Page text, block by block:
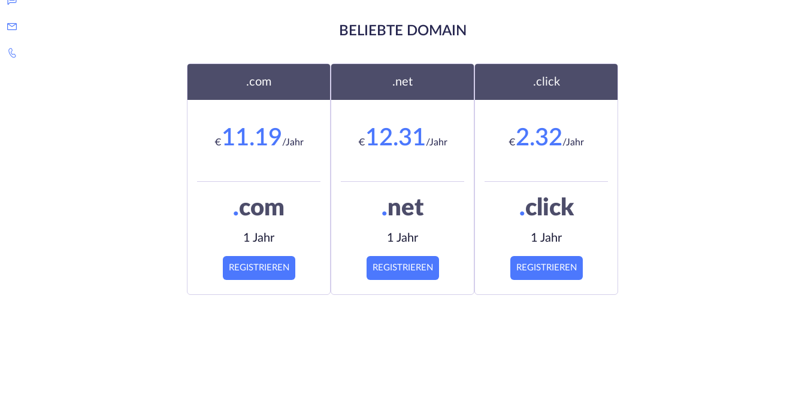
BELIEBTE DOMAIN
.com
€ 11.19/Jahr
.com
1 Jahr
REGISTRIEREN
.net
€ 12.31/Jahr
.net
1 Jahr
REGISTRIEREN
.click
€2.32/Jahr
.click
1 Jahr
REGISTRIEREN